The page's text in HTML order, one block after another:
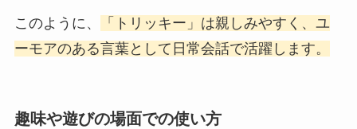
このように、
「トリッキー」は親しみやすく、ユ
ーモアのある言葉として日常会話で活躍します。
趣味や遊びの場面での使い方